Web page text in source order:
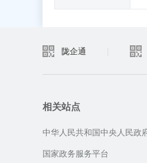
陇企通
相关站点
中华人民共和国中央人民政
国家政务服务平台